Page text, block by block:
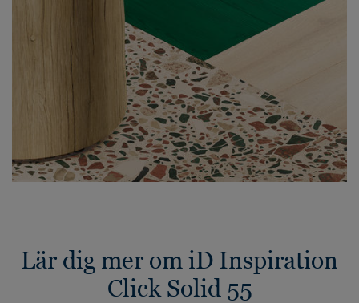
Lär dig mer om iD Inspiration
Click Solid 55